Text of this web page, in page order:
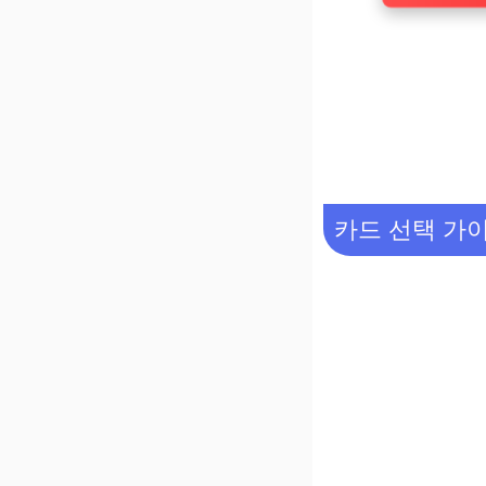
카드 선택 가